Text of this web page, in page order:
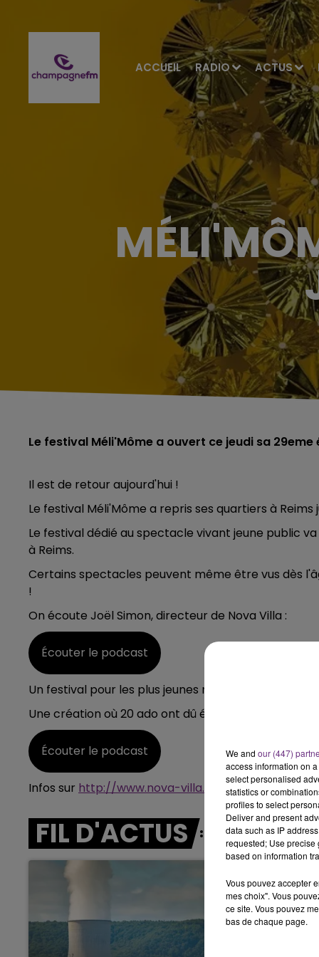
ACCUEIL RADIO ACTUS
19h15 - 20h00
LA RADIO POP
Le festival Méli'Môme a ouvert ce jeudi sa 29eme
Il est de retour aujourd'hui !
Le festival Méli'Môme a repris ses quartiers à Reims
Le festival dédié au spectacle vivant jeune public
à Reims.
Certains spectacles peuvent même être vus dès
!
On écoute Joël Simon, directeur de Nova Villa :
Écouter le podcast
Un festival pour les plus jeunes mais aussi pour les
Une création où 20 ado ont dû écrire une lettre à
Écouter le podcast
Infos sur http://www.nova-villa.com
FIL D'ACTUS
We and our (447)
access information on
select personalised
statistics or
profiles to select
Deliver and present
data such as IP
requested; Use precise
based on information
Vous pouvez accepter
mes choix". Vous
ce site. Vous pouvez
bas de chaque page.